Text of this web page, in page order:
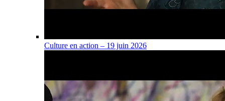
Culture en action – 19 juin 2026